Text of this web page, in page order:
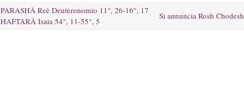
PARASHÀ Reè Deuteronomio 11°, 26-16°, 17
HAFTARÀ Isaia 54°, 11-55°, 5
Si annuncia Rosh Chodesh